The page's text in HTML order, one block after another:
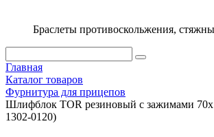
Браслеты противоскольжения,
Главная
Каталог товаров
Фурнитура для прицепов
Шлифблок TOR резиновый с зажимами
1302-0120)